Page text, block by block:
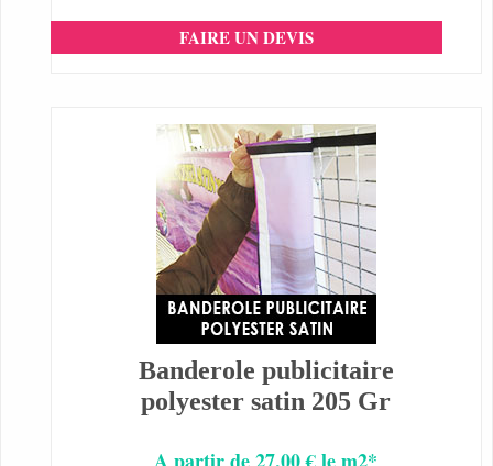
FAIRE UN DEVIS
Banderole publicitaire
polyester satin 205 Gr